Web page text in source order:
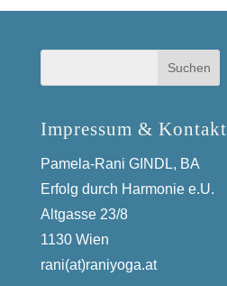
Impressum & Kontakt
Pamela-Rani GINDL, BA
Erfolg durch Harmonie e.U.
Altgasse 23/8
1130 Wien
rani(at)raniyoga.at